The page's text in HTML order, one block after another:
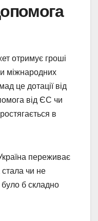
отримує гроші
міжнародних
це дотації від
від ЄС чи
в
переживає
стала чи не
б складно